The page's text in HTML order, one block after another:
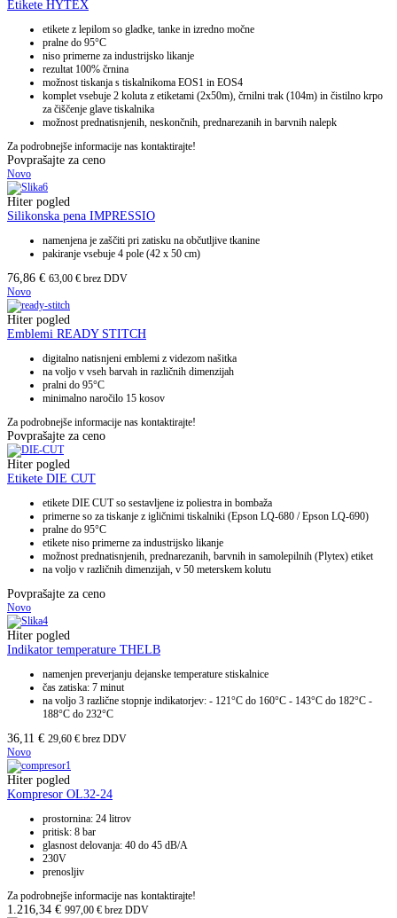
Etikete HYTEX
etikete z lepilom so gladke, tanke in izredno močne
pralne do 95°C
niso primerne za industrijsko likanje
rezultat 100% črnina
možnost tiskanja s tiskalnikoma EOS1 in EOS4
komplet vsebuje 2 koluta z etiketami (2x50m), črnilni trak (104m) in čistilno krpo
za čiščenje glave tiskalnika
možnost prednatisnjenih, neskončnih, prednarezanih in barvnih nalepk
Za podrobnejše informacije nas kontaktirajte!
Povprašajte za ceno
Novo
Hiter pogled
Silikonska pena IMPRESSIO
namenjena je zaščiti pri zatisku na občutljive tkanine
pakiranje vsebuje 4 pole (42 x 50 cm)
76,86 € 63,00 € brez DDV
Novo
Hiter pogled
Emblemi READY STITCH
digitalno natisnjeni emblemi z videzom našitka
na voljo v vseh barvah in različnih dimenzijah
pralni do 95°C
minimalno naročilo 15 kosov
Za podrobnejše informacije nas kontaktirajte!
Povprašajte za ceno
Hiter pogled
Etikete DIE CUT
etikete DIE CUT so sestavljene iz poliestra in bombaža
primerne so za tiskanje z igličnimi tiskalniki (Epson LQ-680 / Epson LQ-690)
pralne do 95°C
etikete niso primerne za industrijsko likanje
možnost prednatisnjenih, prednarezanih, barvnih in samolepilnih (Plytex) etiket
na voljo v različnih dimenzijah, v 50 meterskem kolutu
Povprašajte za ceno
Novo
Hiter pogled
Indikator temperature THELB
namenjen preverjanju dejanske temperature stiskalnice
čas zatiska: 7 minut
na voljo 3 različne stopnje indikatorjev: - 121°C do 160°C - 143°C do 182°C -
188°C do 232°C
36,11 € 29,60 € brez DDV
Novo
Hiter pogled
Kompresor OL32-24
prostornina: 24 litrov
pritisk: 8 bar
glasnost delovanja: 40 do 45 dB/A
230V
prenosljiv
Za podrobnejše informacije nas kontaktirajte!
1.216,34 € 997,00 € brez DDV